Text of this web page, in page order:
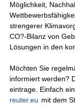
Möglichkeit,
strengerer
CO?-Bilanz von
Lösungen in den
Möchten Sie
informiert werden?
eintrage. Einfach
reuter.eu mit dem